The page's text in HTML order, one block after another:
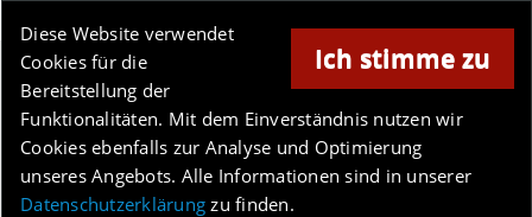
Ich stimme zu
Diese Website verwendet
Cookies für die
Bereitstellung der
Funktionalitäten. Mit dem Einverständnis nutzen wir
Cookies ebenfalls zur Analyse und Optimierung
unseres Angebots. Alle Informationen sind in unserer
Datenschutzerklärung zu finden.
Anzeige
Menü